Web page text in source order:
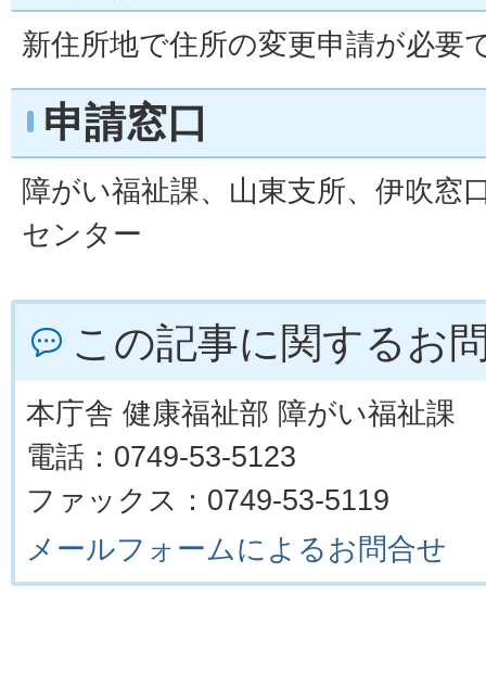
新住所地で住所の変更申請が必要
申請窓口
障がい福祉課、山東支所、伊吹窓
センター
この記事に関するお
本庁舎 健康福祉部 障がい福祉課
電話：0749-53-5123
ファックス：0749-53-5119
メールフォームによるお問合せ